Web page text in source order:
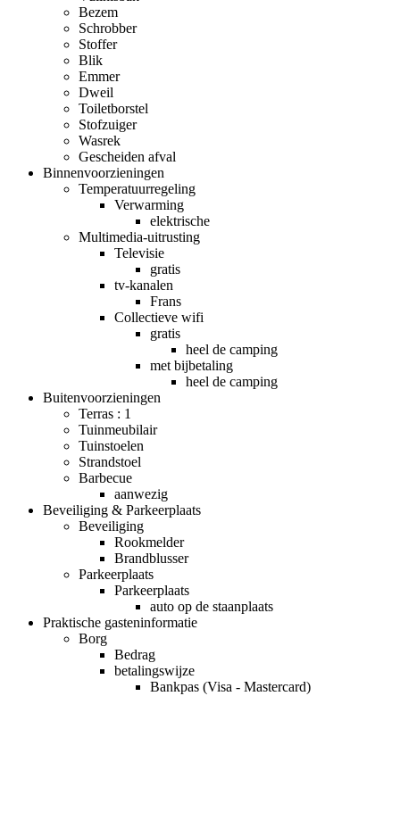
Bezem
Schrobber
Stoffer
Blik
Emmer
Dweil
Toiletborstel
Stofzuiger
Wasrek
Gescheiden afval
Binnenvoorzieningen
Temperatuurregeling
Verwarming
elektrische
Multimedia-uitrusting
Televisie
gratis
tv-kanalen
Frans
Collectieve wifi
gratis
heel de camping
met bijbetaling
heel de camping
Buitenvoorzieningen
Terras : 1
Tuinmeubilair
Tuinstoelen
Strandstoel
Barbecue
aanwezig
Beveiliging & Parkeerplaats
Beveiliging
Rookmelder
Brandblusser
Parkeerplaats
Parkeerplaats
auto op de staanplaats
Praktische gasteninformatie
Borg
Bedrag
betalingswijze
Bankpas (Visa - Mastercard)